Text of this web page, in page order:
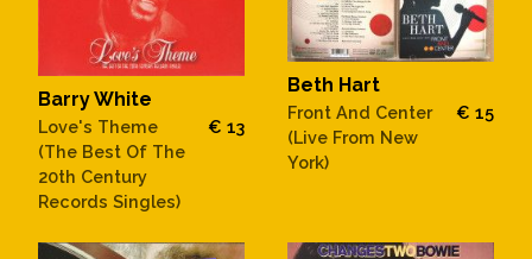
Barry White
Love's Theme
(The Best Of The
20th Century
Records Singles)
€ 13
Beth Hart
Front And Center
(Live From New
York)
€ 15